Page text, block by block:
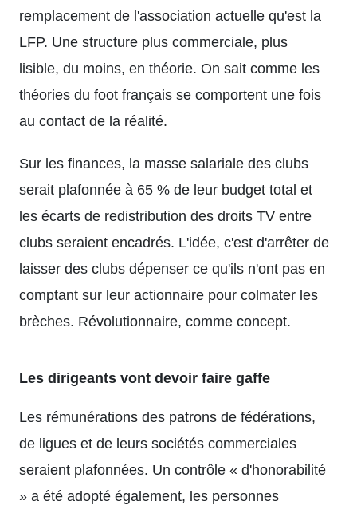
remplacement de l'association actuelle qu'est la
LFP. Une structure plus commerciale, plus
lisible, du moins, en théorie. On sait comme les
théories du foot français se comportent une fois
au contact de la réalité.
Sur les finances, la masse salariale des clubs
serait plafonnée à 65 % de leur budget total et
les écarts de redistribution des droits TV entre
clubs seraient encadrés. L'idée, c'est d'arrêter de
laisser des clubs dépenser ce qu'ils n'ont pas en
comptant sur leur actionnaire pour colmater les
brèches. Révolutionnaire, comme concept.
Les dirigeants vont devoir faire gaffe
Les rémunérations des patrons de fédérations,
de ligues et de leurs sociétés commerciales
seraient plafonnées. Un contrôle « d'honorabilité
» a été adopté également, les personnes